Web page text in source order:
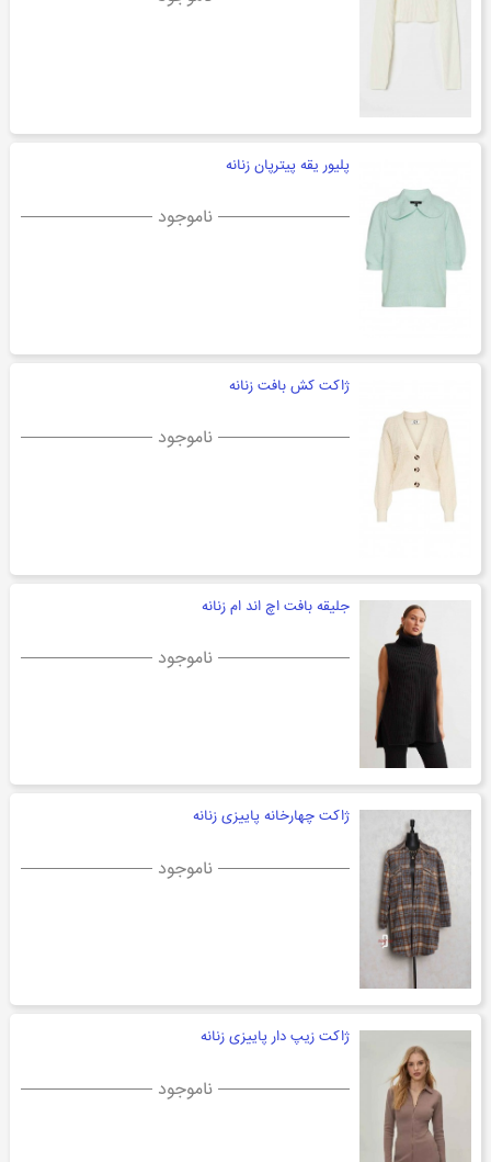
پلیور یقه پیترپان زنانه
ناموجود
ژاکت کش بافت زنانه
ناموجود
جلیقه بافت اچ اند ام زنانه
ناموجود
ژاکت چهارخانه پاییزی زنانه
ناموجود
ژاکت زیپ دار پاییزی زنانه
ناموجود